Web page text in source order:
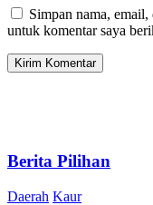
Simpan nama,
untuk komentar saya
Berita Pilihan
Daerah Kaur